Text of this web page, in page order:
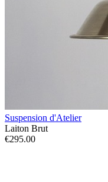
Suspension d'Atelier
Laiton Brut
€295.00